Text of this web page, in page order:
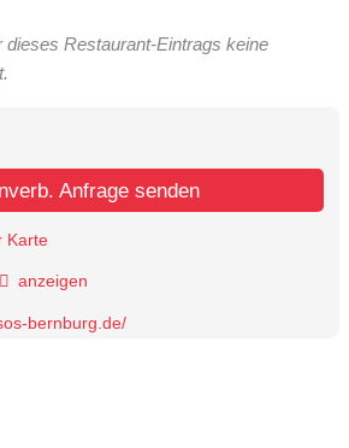
dieses Restaurant-Eintrags keine
Anfrage senden
Karte
anzeigen
bernburg.de/